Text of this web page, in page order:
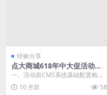
经验分享
点大商城618年中大促活动攻
略 详解CMS系统配置与性能优
化
一、活动前CMS系统基础配置检查
确保CMS后台用户权限分配符合活
动需求，特别是...
10 月前 58